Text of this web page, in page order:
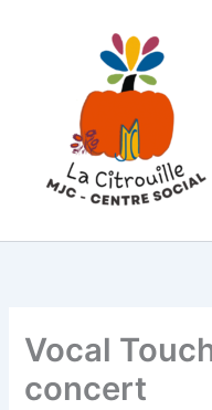
Vocal
concert